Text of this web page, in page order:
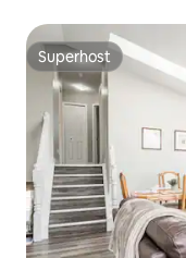
Superhost
Superhost